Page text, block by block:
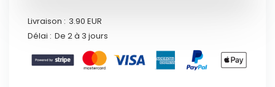
Livraison : 3.90 EUR
Délai : De 2 à 3 jours